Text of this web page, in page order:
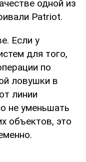
одной из
Patriot.
Если у
для того,
по
ловушки в
линии
не уменьшать
объектов, это